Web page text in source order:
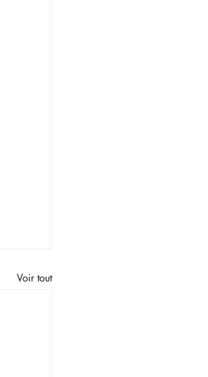
Voir tout